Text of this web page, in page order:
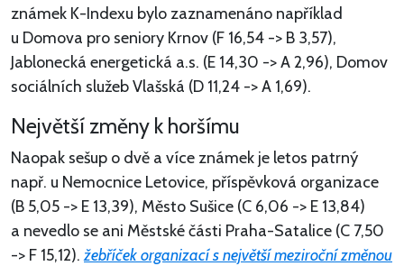
známek K-Indexu bylo zaznamenáno například
u Domova pro seniory Krnov (F 16,54 -> B 3,57),
Jablonecká energetická a.s. (E 14,30 -> A 2,96), Domov
sociálních služeb Vlašská (D 11,24 -> A 1,69).
Největší změny k horšímu
Naopak sešup o dvě a více známek je letos patrný
např. u Nemocnice Letovice, příspěvková organizace
(B 5,05 -> E 13,39), Město Sušice (C 6,06 -> E 13,84)
a nevedlo se ani Městské části Praha-Satalice (C 7,50
-> F 15,12).žebříček organizací s největší meziroční změnou